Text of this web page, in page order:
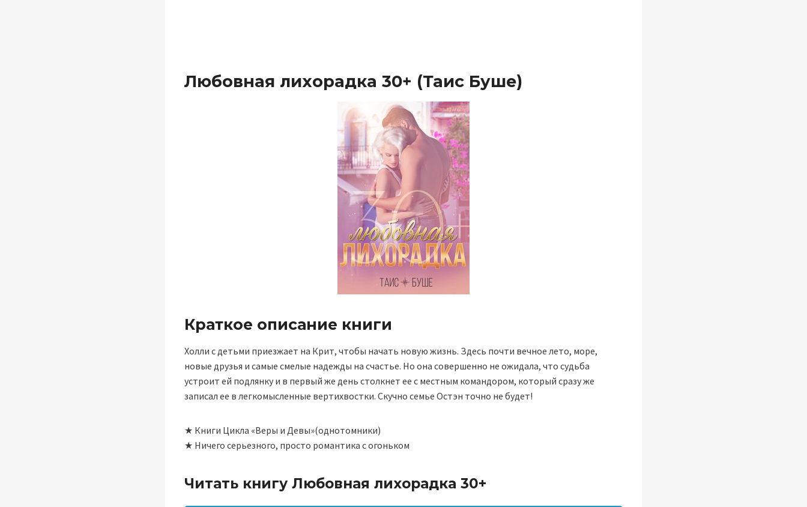
Любовная лихорадка 30+ (Таис Буше)
Краткое описание книги
Холли с детьми приезжает на Крит, чтобы начать новую жизнь. Здесь почти вечное лето, море,
новые друзья и самые смелые надежды на счастье. Но она совершенно не ожидала, что судьба
устроит ей подлянку и в первый же день столкнет ее с местным командором, который сразу же
записал ее в легкомысленные вертихвостки. Скучно семье Остэн точно не будет!
★ Книги Цикла «Веры и Девы»(однотомники)
★ Ничего серьезного, просто романтика с огоньком
Читать книгу Любовная лихорадка 30+